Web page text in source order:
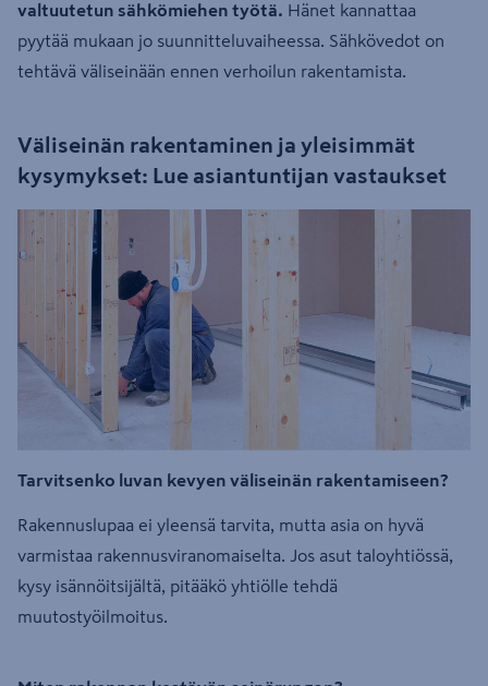
valtuutetun sähkömiehen työtä. Hänet kannattaa
pyytää mukaan jo suunnitteluvaiheessa. Sähkövedot on
tehtävä väliseinään ennen verhoilun rakentamista.
Väliseinän rakentaminen ja yleisimmät
kysymykset: Lue asiantuntijan vastaukset
Tarvitsenko luvan kevyen väliseinän rakentamiseen?
Rakennuslupaa ei yleensä tarvita, mutta asia on hyvä
varmistaa rakennusviranomaiselta. Jos asut taloyhtiössä,
kysy isännöitsijältä, pitääkö yhtiölle tehdä
muutostyöilmoitus.